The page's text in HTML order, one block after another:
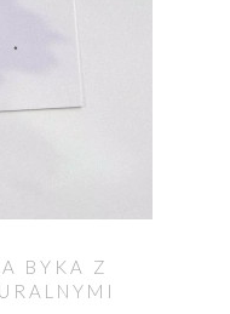
BYKA Z